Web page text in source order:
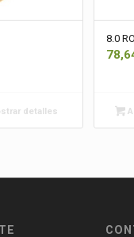
detalles
8.0